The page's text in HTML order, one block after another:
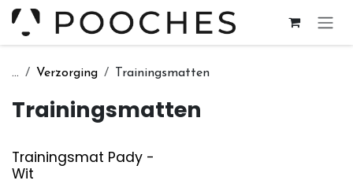
Overslaan naar inhoud
... Verzorging Trainingsmatten
Trainingsmatten
Trainingsmat Pady -
Wit